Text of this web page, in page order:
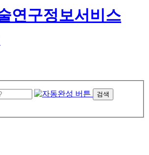
검색